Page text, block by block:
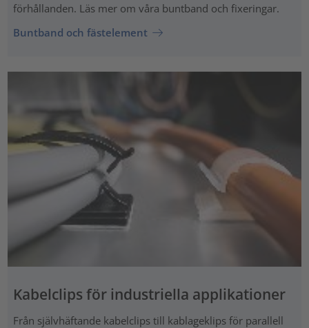
förhållanden. Läs mer om våra buntband och fixeringar.
Buntband och fästelement
Kabelclips för industriella applikationer
Från självhäftande kabelclips till kablageklips för parallell